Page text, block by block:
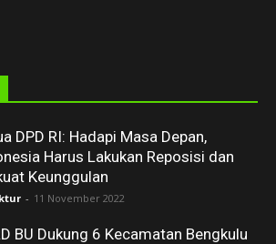
DPD RI: Hadapi Masa Depan,
Harus Lakukan Reposisi dan
Keunggulan
- 11 November 2022
BU Dukung 6 Kecamatan Bengkulu